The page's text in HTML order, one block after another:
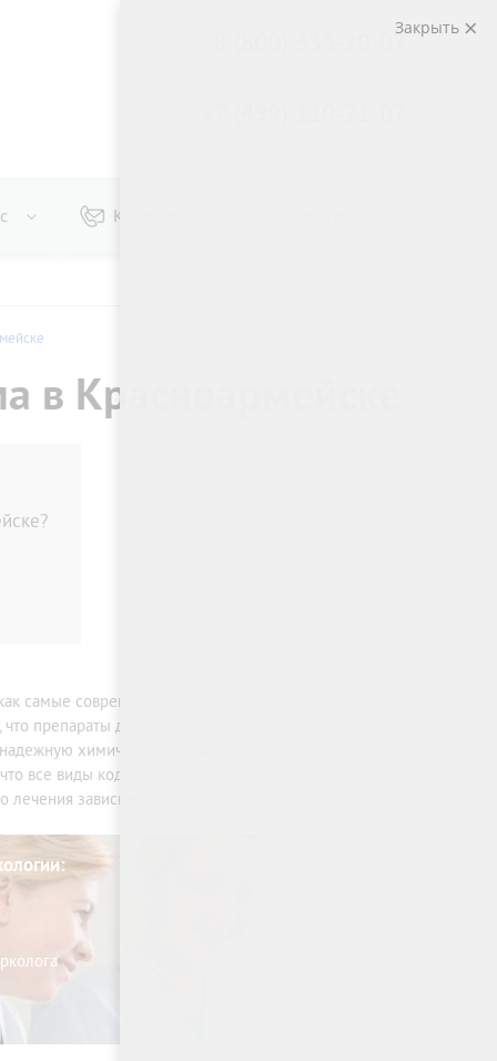
Контакты
в Красноармейске
самые современные, так и классические,
препараты для кодирования от алкоголизма,
химическую блокаду от алкоголя и
все виды кодирования от алкоголя будут иметь
зависимости.
Закрыть